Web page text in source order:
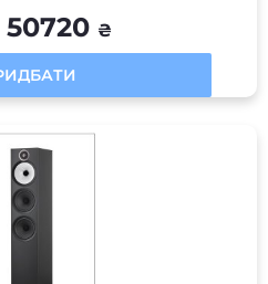
50720 ₴